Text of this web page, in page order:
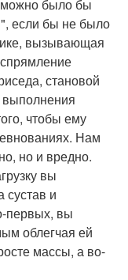
можно было бы
если бы не было
вызывающая
становой
выполнения
чтобы ему
Нам
но и вредно.
вы
и
первых, вы
облегчая ей
массы, а во-